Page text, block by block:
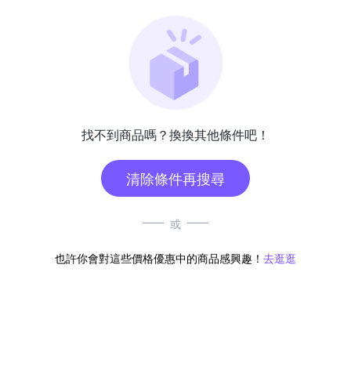
找不到商品嗎？換換其他條件吧！
清除條件再搜尋
或
也許你會對這些價格優惠中的商品感興趣！ 去逛逛